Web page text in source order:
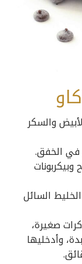
والسكر
في الخفق.
السائل
صغيرة،
وأدخليها